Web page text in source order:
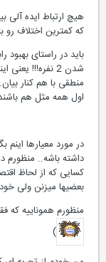
هیچ ارتباط ایده آلی
که کمترین اختلاف رو
باید در راستای بهبود
شدن 2 نفره!!! یعنی
منطقی با هم کنار
اول همه مثل هم باشند..
داشته باشه.. منظورم
کسایی که از لحاظ
بعضیها میزنن ولی
منظورم هموناییه که
)